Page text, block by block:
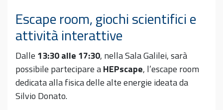
Escape room, giochi scientifici e
attività interattive
Dalle 13:30 alle 17:30, nella Sala Galilei, sarà
possibile partecipare aHEPscape, l’escape room
dedicata alla fisica delle alte energie ideata da
Silvio Donato.